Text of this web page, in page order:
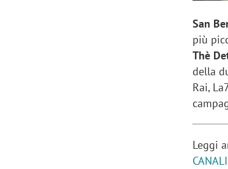
San
più
Thè
della
Rai,
Leggi